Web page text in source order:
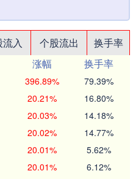
入 个股流出
换手率
涨幅
换手率
396.89% 79.39%
20.21% 16.80%
20.03% 14.18%
20.02% 14.77%
20.01% 5.62%
20.01% 6.12%